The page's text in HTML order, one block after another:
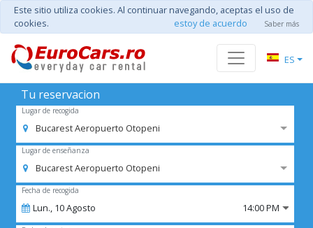
Este sitio utiliza cookies. Al continuar navegando, aceptas el uso de
cookies.
estoy de acuerdo Saber más
ES
Tu reservacion
Lugar de recogida
Bucarest Aeropuerto Otopeni
Lugar de enseñanza
Bucarest Aeropuerto Otopeni
Fecha de recogida
Lun., 10Agosto 14:00 PM